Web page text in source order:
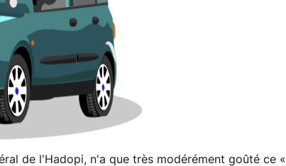
de l'Hadopi, n'a que très modérément goûté ce «